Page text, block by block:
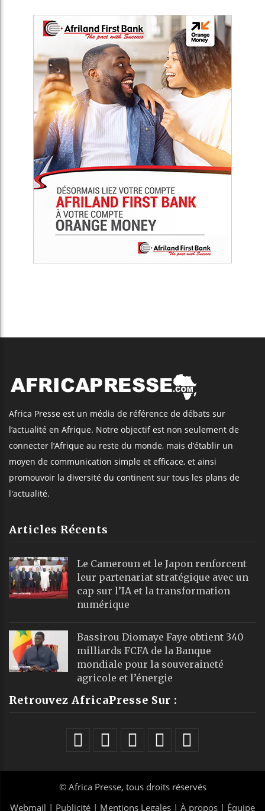
Africa Presse est un média de référence de débats sur
l’actualité en Afrique. Notre objectif est non seulement de
connecter l’Afrique au reste du monde, mais d’établir un
moyen de communication simple et efficace, et ainsi
promouvoir la diversité du continent sur tous les plans de
l'actualité.
Articles Récents
Le Cameroun et le Japon renforcent
leur partenariat stratégique avec un
cap sur l’IA et la transformation
numérique
Bassirou Diomaye Faye obtient 340
milliards FCFA de la Banque
mondiale pour la souveraineté
agricole et l’énergie
Retrouvez AfricaPresse Sur :
© Africa Presse, tous droits réservés
Webmail | Publicité | Mentions Legales | À propos | Équipe